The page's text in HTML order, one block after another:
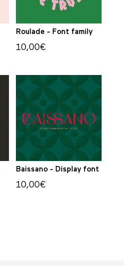
Roulade - Font family
10,00€
Baissano - Display font
10,00€